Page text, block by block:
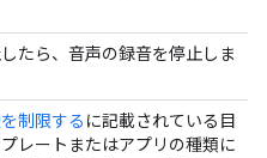
たら、音声の録音を停止しま
制限する に記載されている目
レートまたはアプリの種類に